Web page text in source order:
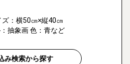
ズ：横50㎝×縦40㎝
抽象画 色：青など
み検索から探す